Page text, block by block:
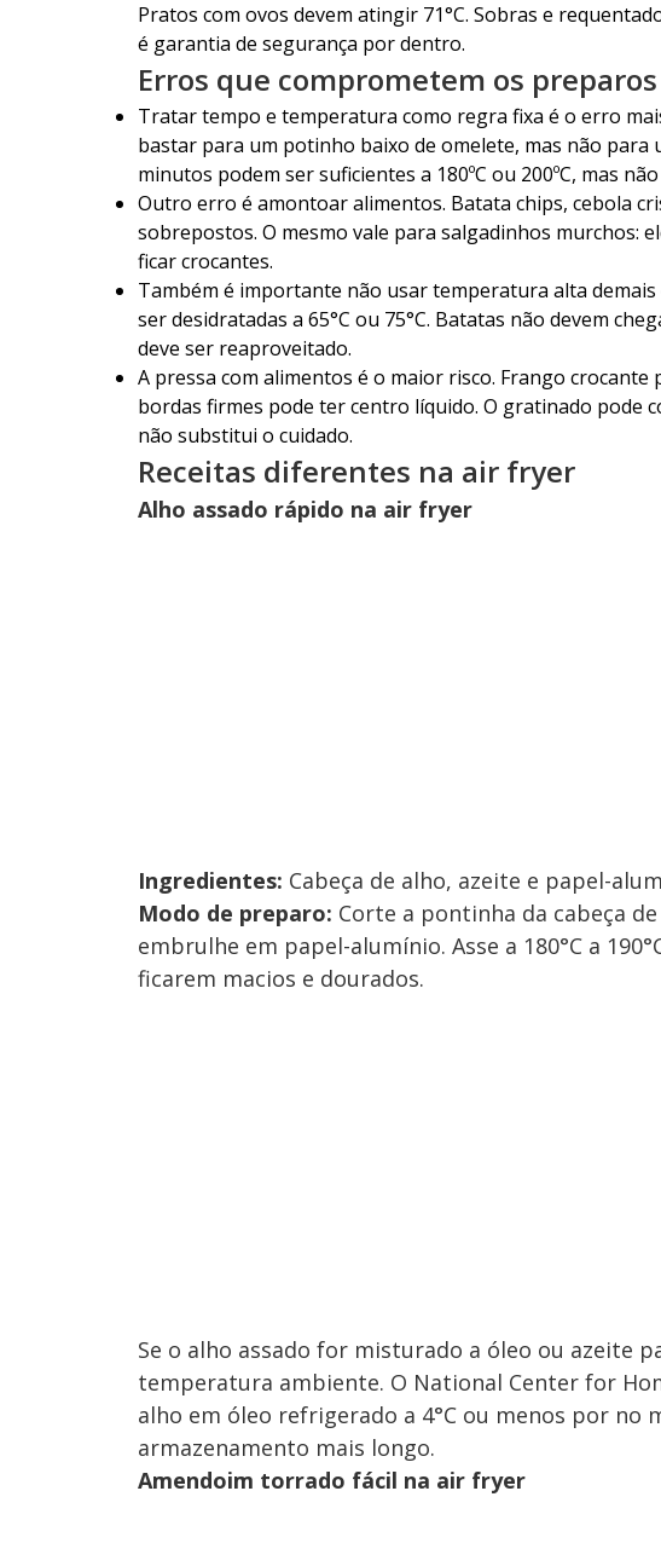
Pratos com ovos devem atingir 71°C. Sobras e
é garantia de segurança por dentro.
Erros que comprometem os
Tratar tempo e temperatura como regra fixa é o erro
bastar para um potinho baixo de omelete, mas não
minutos podem ser suficientes a 180ºC ou 200ºC, mas
Outro erro é amontoar alimentos. Batata chips, cebola
sobrepostos. O mesmo vale para salgadinhos murchos:
ficar crocantes.
Também é importante não usar temperatura alta
ser desidratadas a 65°C ou 75°C. Batatas não devem
deve ser reaproveitado.
A pressa com alimentos é o maior risco. Frango
bordas firmes pode ter centro líquido. O gratinado pode
não substitui o cuidado.
Receitas diferentes na air fryer
Alho assado rápido na air fryer
Ingredientes: Cabeça de alho, azeite e papel-
Modo de preparo: Corte a pontinha da cabeça
embrulhe em papel-alumínio. Asse a 180°C a
ficarem macios e dourados.
Se o alho assado for misturado a óleo ou azeite
temperatura ambiente. O National Center for
alho em óleo refrigerado a 4°C ou menos por no
armazenamento mais longo.
Amendoim torrado fácil na air fryer